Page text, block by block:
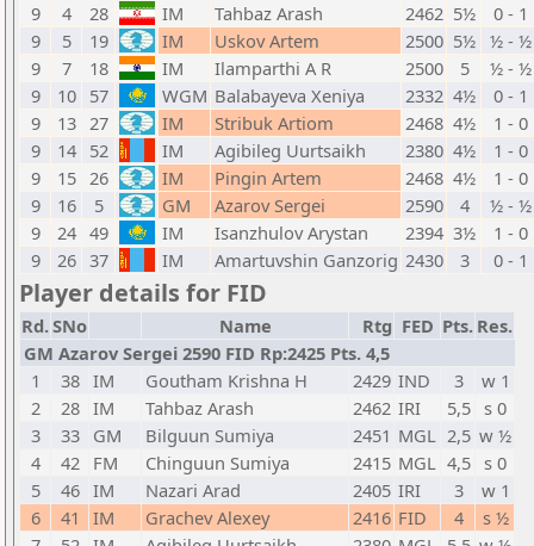
9
4 28 IM Tahbaz Arash 2462 5½
0 - 1
9
5 19 IM Uskov Artem 2500 5½ ½ - ½
9
7 18 IM Ilamparthi A R 2500 5
½ - ½
9
10 57 WGM Balabayeva Xeniya 2332 4½
0 - 1
9
13 27 IM Stribuk Artiom 2468 4½
1 - 0
9
14 52 IM Agibileg Uurtsaikh 2380 4½
1 - 0
9
15 26 IM Pingin Artem 2468 4½
1 - 0
9
16 5 GM Azarov Sergei 2590 4
½ - ½
9
24 49 IM Isanzhulov Arystan 2394 3½
1 - 0
9
26 37 IM Amartuvshin Ganzorig 2430 3 0 - 1
Player details for FID
Rd.SNo Name Rtg FED Pts. Res.
GM Azarov Sergei 2590 FID Rp:2425 Pts. 4,5
1
38 IM Goutham Krishna H 2429 IND 3
w 1
2
28 IM Tahbaz Arash 2462 IRI 5,5 s 0
3
33 GM Bilguun Sumiya 2451 MGL 2,5 w ½
4
42 FM Chinguun Sumiya 2415 MGL 4,5 s 0
5
46 IM Nazari Arad 2405 IRI 3
w 1
6
41 IM Grachev Alexey 2416 FID 4
s ½